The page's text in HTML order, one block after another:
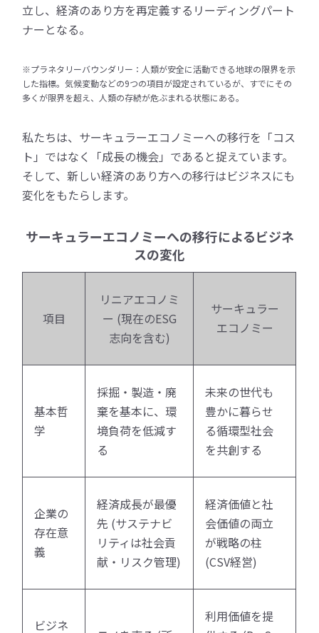
立し、経済のあり方を再定義するリーディングパート
ナーとなる。
※プラネタリーバウンダリー：人類が安全に活動できる地球の限界を示
した指標。気候変動などの9つの項目が設定されているが、すでにその
多くが限界を超え、人類の存続が危ぶまれる状態にある。
私たちは、サーキュラーエコノミーへの移行を「コス
ト」ではなく「成長の機会」であると捉えています。
そして、新しい経済のあり方への移行はビジネスにも
変化をもたらします。
サーキュラーエコノミーへの移行によるビジネ
スの変化
項目
リニアエコノミ
ー (現在のESG
志向を含む)
サーキュラー
エコノミー
基本哲
学
採掘・製造・廃
棄を基本に、環
境負荷を低減す
る
未来の世代も
豊かに暮らせ
る循環型社会
を共創する
企業の
存在意
義
経済成長が最優
先 (サステナビ
リティは社会貢
献・リスク管理)
経済価値と社
会価値の両立
が戦略の柱
(CSV経営)
ビジネ
利用価値を提